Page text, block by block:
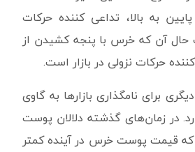
به بالا، تداعی کننده حرکات
حال آن که خرس با پنجه کشیدن از
حرکات نزولی در بازار است.
برای نامگذاری بازارها به گاوی
در زمان‌های گذشته دلالان پوست
که قیمت پوست خرس در آینده کمتر